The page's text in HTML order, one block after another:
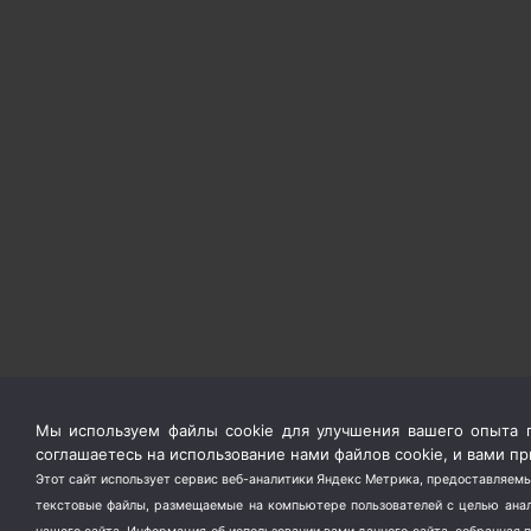
Мы используем файлы cookie для улучшения вашего опыта
соглашаетесь на использование нами файлов cookie, и вами
Этот сайт использует сервис веб-аналитики Яндекс Метрика,
текстовые файлы, размещаемые на компьютере пользователей с целью